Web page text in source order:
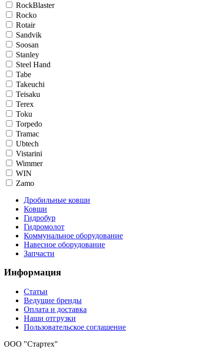
RockBlaster
Rocko
Rotair
Sandvik
Soosan
Stanley
Steel Hand
Tabe
Takeuchi
Teisaku
Terex
Toku
Torpedo
Tramac
Ubtech
Vistarini
Wimmer
WIN
Zamo
Дробильные ковши
Ковши
Гидробур
Гидромолот
Коммунальное оборудование
Навесное оборудование
Запчасти
Информация
Статьи
Ведущие бренды
Оплата и доставка
Наши отгрузки
Пользовательское соглашение
OOO "Стартех"